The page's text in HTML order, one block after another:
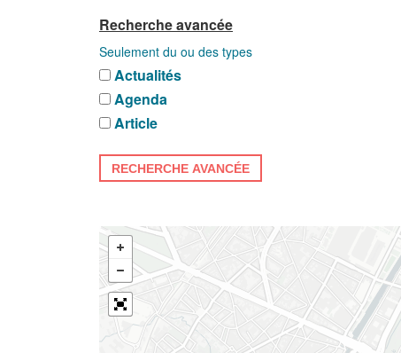
Recherche avancée
Seulement du ou des types
Actualités
Agenda
Article
RECHERCHE AVANCÉE